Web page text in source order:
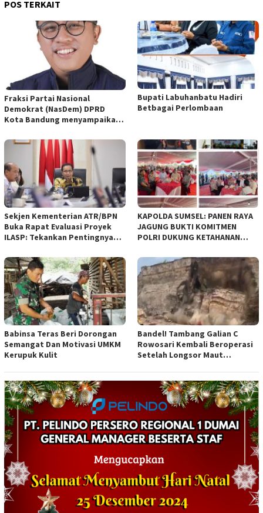
POS TERKAIT
Fraksi Partai Nasional
Demokrat (NasDem) DPRD
Kota Bandung menyampaikan
empat Rancangan Peraturan
Daerah (Raperda) yang
diajukan Pemerintah Kota
Bandung
Bupati Labuhanbatu Hadiri
Betbagai Perlombaan
Sekjen Kementerian ATR/BPN
Buka Rapat Evaluasi Proyek
ILASP: Tekankan Pentingnya
Anggaran
KAPOLDA SUMSEL: PANEN RAYA
JAGUNG BUKTI KOMITMEN
POLRI DUKUNG KETAHANAN
Babinsa Teras Beri Dorongan
Semangat Dan Motivasi UMKM
Kerupuk Kulit
Bandel! Tambang Galian C
Rowosari Kembali Beroperasi
Setelah Longsor Maut